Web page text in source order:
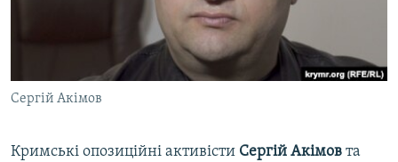
УКРАЇНСЬКА ПРОБЛЕМА КРИМУ
ІНФОГРАФІКА
ДОЛУЧАЙСЯ!
Сергій Акімов
Кримські опозиційні активісти Сергій Акімов та